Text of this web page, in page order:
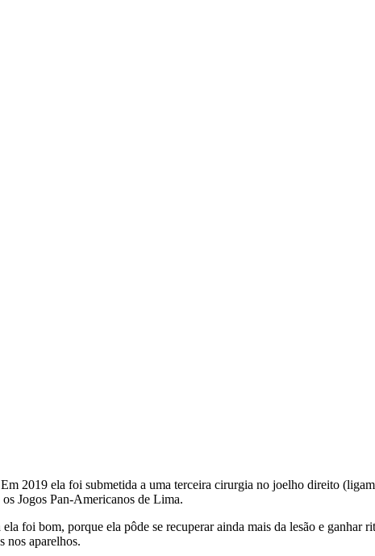
2019 ela foi submetida a uma terceira cirurgia no joelho direito
Jogos Pan-Americanos de Lima.
foi bom, porque ela pôde se recuperar ainda mais da lesão e ganhar
nos aparelhos.